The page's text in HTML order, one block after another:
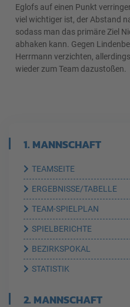
Eglofs auf einen Punkt
viel wichtiger ist, der Abstand
sodass man das primäre Ziel
abhaken kann. Gegen
Herrmann verzichten,
wieder zum Team dazustoßen.
1. MANNSCHAFT
TEAMSEITE
ERGEBNISSE/TABELLE
TEAM-SPIELPLAN
SPIELBERICHTE
BEZIRKSPOKAL
STATISTIK
2. MANNSCHAFT